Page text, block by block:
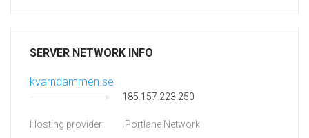
SERVER NETWORK INFO
kvarndammen.se
185.157.223.250
Hosting provider: Portlane Network